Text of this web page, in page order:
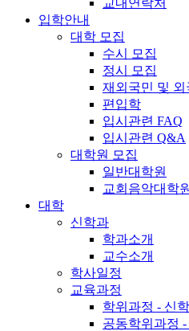
입학안내
대학 모집
수시 모집
정시 모집
재외국민 및 외
편입학
입시관련 FAQ
입시관련 Q&A
대학원 모집
일반대학원
교회음악대학원
대학
신학과
학과소개
교수소개
학사일정
교육과정
학위과정 - 신
공동학위과정